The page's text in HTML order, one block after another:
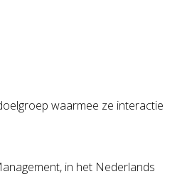
waarmee ze interactie
in het Nederlands